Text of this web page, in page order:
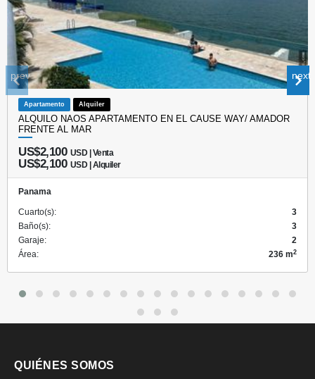
Apartamento Alquiler
ALQUILO NAOS APARTAMENTO EN EL CAUSE WAY/ AMADOR
FRENTE AL MAR
US$2,100 USD | Venta
US$2,100 USD | Alquiler
Panama
Cuarto(s):
3
Baño(s):
3
Garaje:
2
Área:
236 m2
prev next
QUIÉNES SOMOS